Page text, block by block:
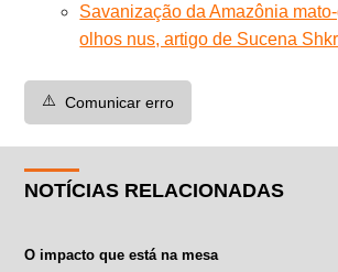
Savanização da Amazônia
olhos nus, artigo de Sucena
⚠️ Comunicar erro
NOTÍCIAS RELACIONADAS
O impacto que está na mesa